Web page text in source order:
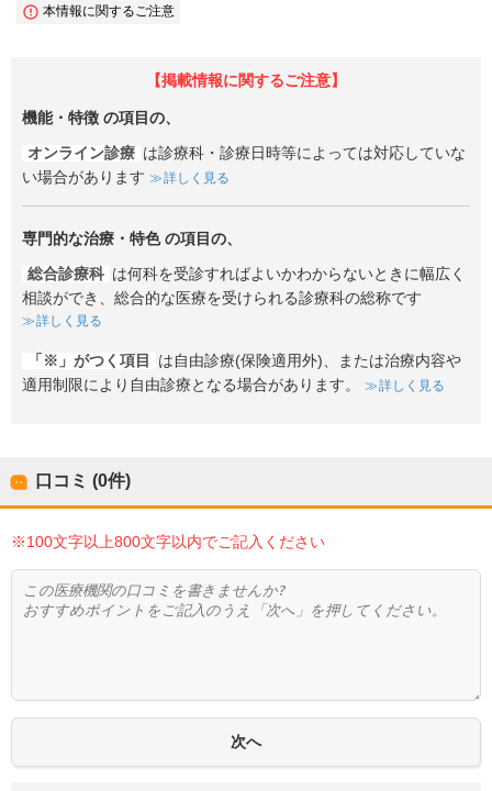
本情報に関するご注意
【掲載情報に関するご注意】
機能・特徴 の項目の、
オンライン診療 は診療科・診療日時等によっては対応していな
い場合があります
詳しく見る
専門的な治療・特色の項目の、
総合診療科 は何科を受診すればよいかわからないときに幅広く
相談ができ、総合的な医療を受けられる診療科の総称です
詳しく見る
「※」がつく項目
は自由診療(保険適用外)、または治療内容や
適用制限により自由診療となる場合があります。
詳しく見る
口コミ (0件)
※100文字以上800文字以内でご記入ください